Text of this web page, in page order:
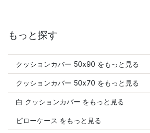
もっと探す
クッションカバー 50x90 をもっと見る
クッションカバー 50x70 をもっと見る
白 クッションカバー をもっと見る
ピローケース をもっと見る